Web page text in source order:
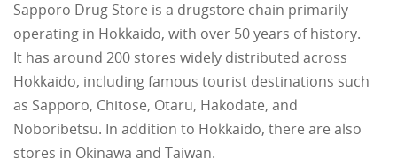
Sapporo Drug Store is a drugstore chain primarily
operating in Hokkaido, with over 50 years of history.
It has around 200 stores widely distributed across
Hokkaido, including famous tourist destinations such
as Sapporo, Chitose, Otaru, Hakodate, and
Noboribetsu. In addition to Hokkaido, there are also
stores in Okinawa and Taiwan.